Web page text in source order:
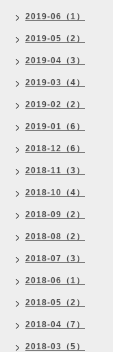
2019-06（1）
2019-05（2）
2019-04（3）
2019-03（4）
2019-02（2）
2019-01（6）
2018-12（6）
2018-11（3）
2018-10（4）
2018-09（2）
2018-08（2）
2018-07（3）
2018-06（1）
2018-05（2）
2018-04（7）
2018-03（5）